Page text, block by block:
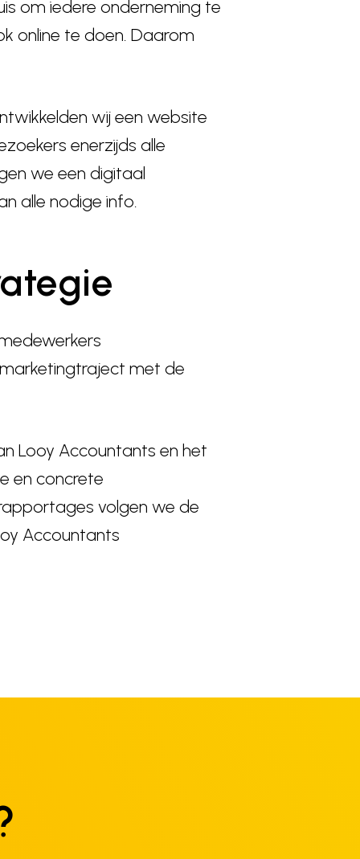
om iedere onderneming te
online te doen. Daarom
wij een website
enerzijds alle
we een digitaal
alle nodige info.
met de
Looy Accountants en het
en concrete
volgen we de
Accountants